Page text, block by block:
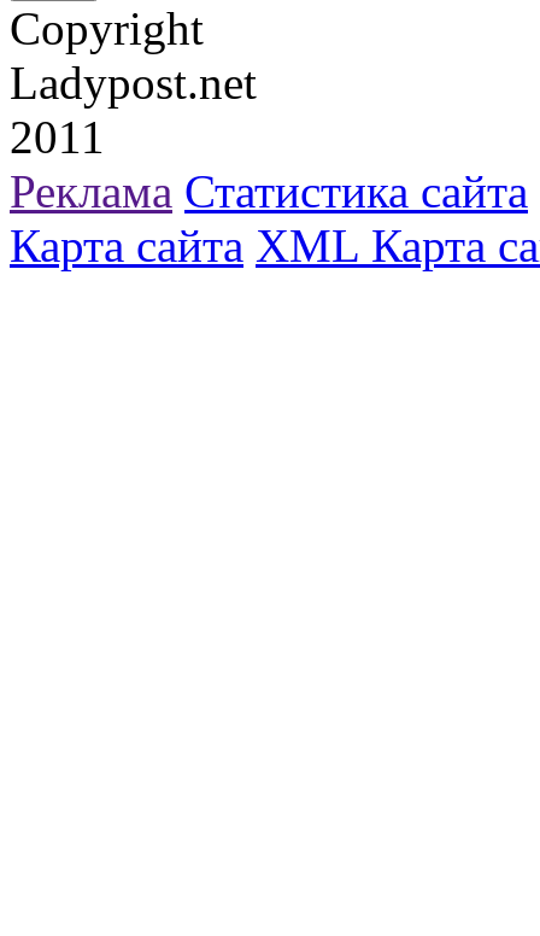
Copyright
Ladypost.net
2011
Реклама Статистика сайта
Карта сайта XML Карта